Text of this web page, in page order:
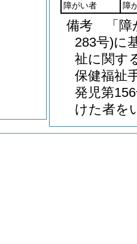
障がい者
障
備考 「障
283号)に
祉に関す
保健福祉
発児第
けた者を